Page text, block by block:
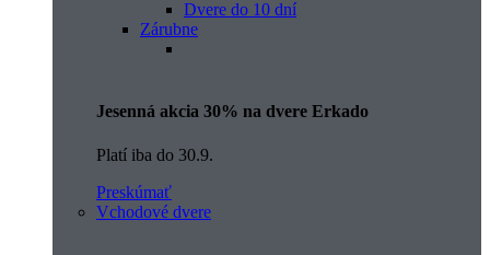
Dvere do 10 dní
Zárubne
Jesenná akcia 30% na dvere Erkado
Platí iba do 30.9.
Preskúmať
Vchodové dvere